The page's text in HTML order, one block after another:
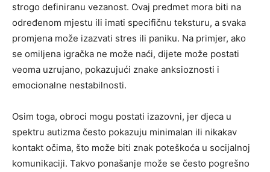
strogo definiranu vezanost. Ovaj predmet mora biti na
određenom mjestu ili imati specifičnu teksturu, a svaka
promjena može izazvati stres ili paniku. Na primjer, ako
se omiljena igračka ne može naći, dijete može postati
veoma uzrujano, pokazujući znake anksioznosti i
emocionalne nestabilnosti.
Osim toga, obroci mogu postati izazovni, jer djeca u
spektru autizma često pokazuju minimalan ili nikakav
kontakt očima, što može biti znak poteškoća u socijalnoj
komunikaciji. Takvo ponašanje može se često pogrešno